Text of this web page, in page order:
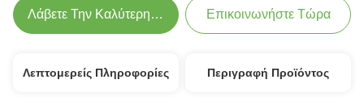
Λάβετε Την Καλύτερη Τιμή Επικοινωνήστε Τώρα
Λεπτομερείς Πληροφορίες Περιγραφή Προϊόντος